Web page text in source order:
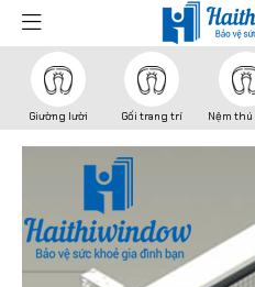
Giường lười Gối trang trí Nệm